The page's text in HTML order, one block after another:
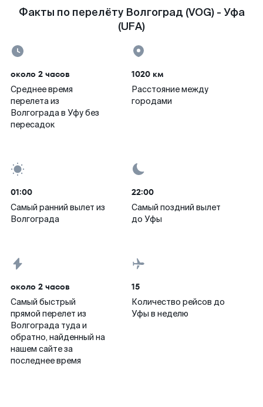
Факты по перелёту Волгоград (VOG) - Уфа
(UFA)
около 2 часов
Среднее время
перелета из
Волгограда в Уфу без
пересадок
1020 км
Расстояние между
городами
01:00
Самый ранний вылет из
Волгограда
22:00
Самый поздний вылет
до Уфы
около 2 часов
Самый быстрый
прямой перелет из
Волгограда туда и
обратно, найденный на
нашем сайте за
последнее время
15
Количество рейсов до
Уфы в неделю